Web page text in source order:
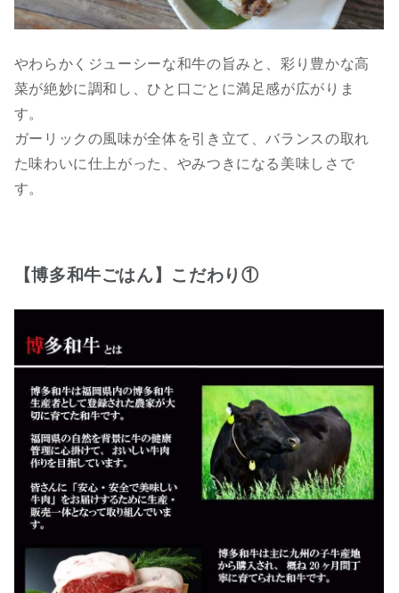
やわらかくジューシーな和牛の旨みと、彩り豊かな高
菜が絶妙に調和し、ひと口ごとに満足感が広がりま
す。
ガーリックの風味が全体を引き立て、バランスの取れ
た味わいに仕上がった、やみつきになる美味しさで
す。
【博多和牛ごはん】こだわり①